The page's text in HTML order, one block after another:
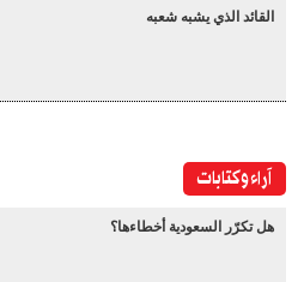
القائد الذي يشبه شعبه
آراء وكتابات
هل تكرّر السعودية أخطاءها؟